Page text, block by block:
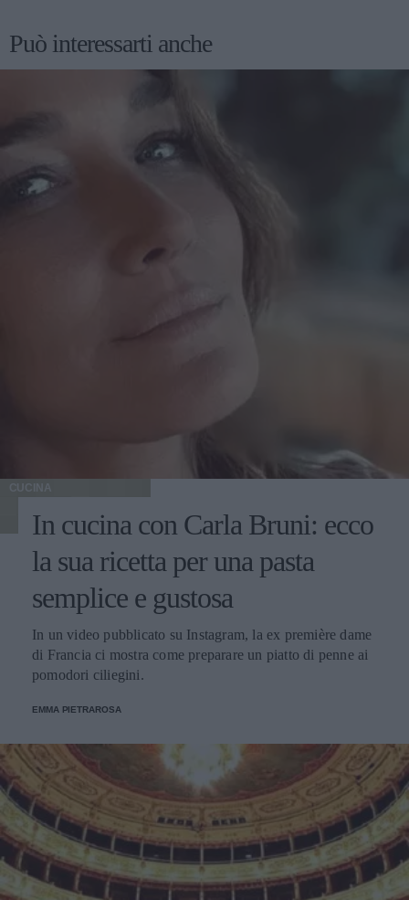
Può interessarti anche
CUCINA
In cucina con Carla Bruni: ecco
la sua ricetta per una pasta
semplice e gustosa
In un video pubblicato su Instagram, la ex première dame
di Francia ci mostra come preparare un piatto di penne ai
pomodori ciliegini.
EMMA PIETRAROSA